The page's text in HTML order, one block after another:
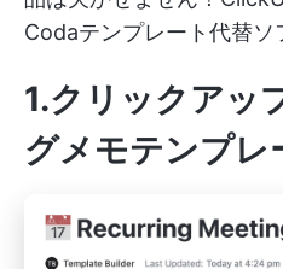
Codaテンプレート代替ソ
1.クリックアッ
グメモテンプレ